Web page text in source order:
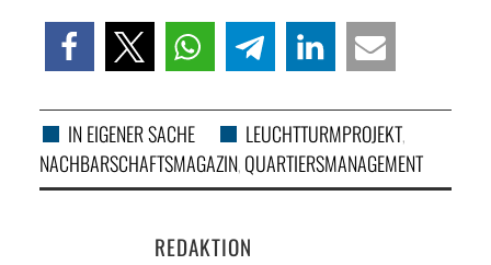
IN EIGENER SACHE LEUCHTTURMPROJEKT,
NACHBARSCHAFTSMAGAZIN, QUARTIERSMANAGEMENT
REDAKTION